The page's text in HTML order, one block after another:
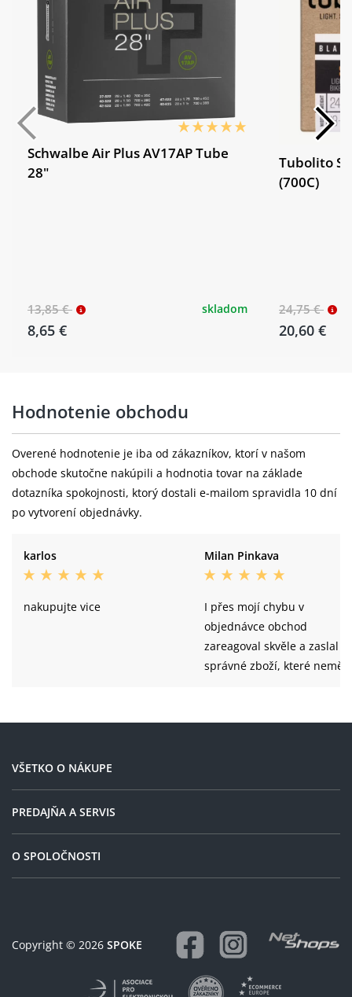
Schwalbe Air Plus AV17AP Tube
28"
13,85 €
8,65 €
skladom
Tubolito S-
(700C)
24,75 €
20,60 €
Hodnotenie obchodu
Overené hodnotenie je iba od zákazníkov, ktorí v našom
obchode skutočne nakúpili a hodnotia tovar na základe
dotazníka spokojnosti, ktorý dostali e-mailom spravidla 10 dní
po vytvorení objednávky.
karlos
nakupujte vice
Milan Pinkava
I přes mojí chybu v
objednávce obchod
zareagoval skvěle a zaslal
správné zboží, které neměl
VŠETKO O NÁKUPE
PREDAJŇA A SERVIS
O SPOLOČNOSTI
Copyright © 2026 SPOKE